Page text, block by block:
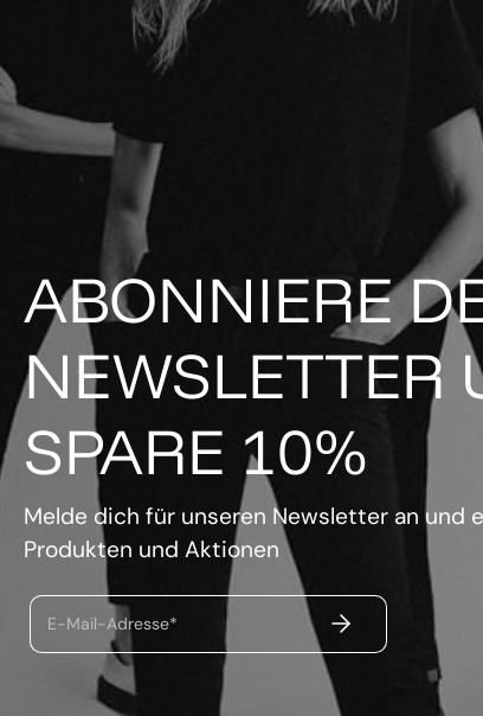
ABONNIERE
NEWSLETTER
SPARE 10%
Melde dich für unseren Newsletter an und
Produkten und Aktionen
E-Mail-Adresse*